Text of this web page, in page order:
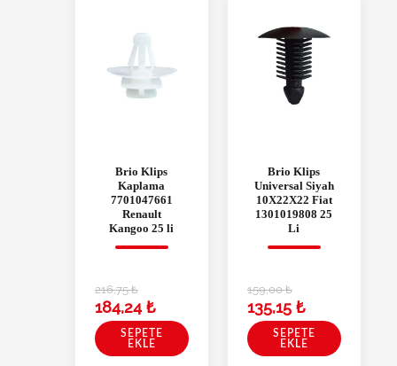
Brio Klips
Kaplama
7701047661
Renault
Kangoo 25 li
216,75₺
184,24₺
SEPETE
EKLE
Brio Klips
Universal Siyah
10X22X22 Fiat
1301019808 25
Li
159,00₺
135,15 ₺
SEPETE
EKLE